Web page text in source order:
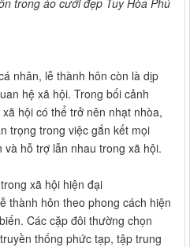
nhân, lễ thành hôn còn là dịp
hệ xã hội. Trong bối cảnh
hội có thể trở nên nhạt nhòa,
trọng trong việc gắn kết mọi
hỗ trợ lẫn nhau trong xã hội.
xã hội hiện đại
thành hôn theo phong cách hiện
Các cặp đôi thường chọn
thống phức tạp, tập trung